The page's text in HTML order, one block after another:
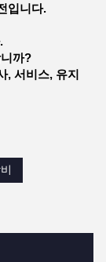
입니다.
까?
, 서비스, 유지